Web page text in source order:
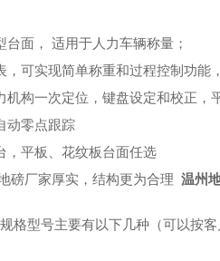
面， 适用于人力车辆称量；
可实现简单称重和过程控制功能
构一次定位，键盘设定和校正，
动零点跟踪
平板、花纹板台面任选
磅厂家厚实，结构更为合理 温州
格型号主要有以下几种（可以按客